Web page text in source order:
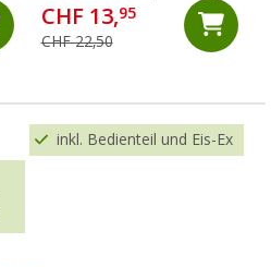
CHF 13,95
CHF 22,50
inkl. Bedienteil und Eis-Ex